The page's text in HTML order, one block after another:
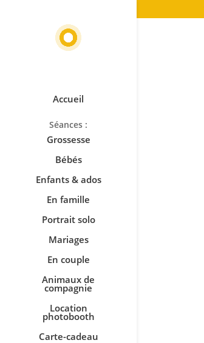
Accueil
Grossesse
Bébés
Enfants & ados
En famille
Portrait solo
Mariages
En couple
Animaux de
compagnie
Location
photobooth
Carte-cadeau